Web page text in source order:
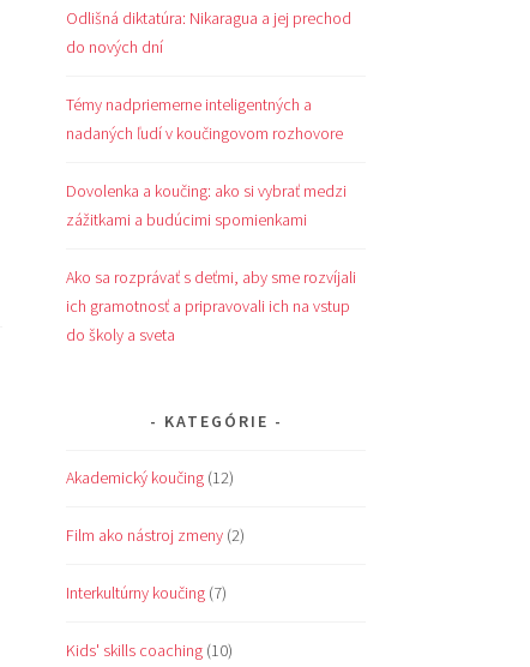
Odlišná diktatúra: Nikaragua a jej prechod
do nových dní
Témy nadpriemerne inteligentných a
nadaných ľudí v koučingovom rozhovore
Dovolenka a koučing: ako si vybrať medzi
zážitkami a budúcimi spomienkami
Ako sa rozprávať s deťmi, aby sme rozvíjali
ich gramotnosť a pripravovali ich na vstup
do školy a sveta
KATEGÓRIE
Akademický koučing (12)
Film ako nástroj zmeny (2)
Interkultúrny koučing (7)
Kids' skills coaching (10)